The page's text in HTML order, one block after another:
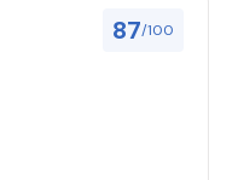
87/100